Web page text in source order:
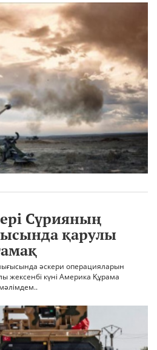
Сүрияның
қарулы
әскери операцияларын
жексенбі күні Америка Құрама